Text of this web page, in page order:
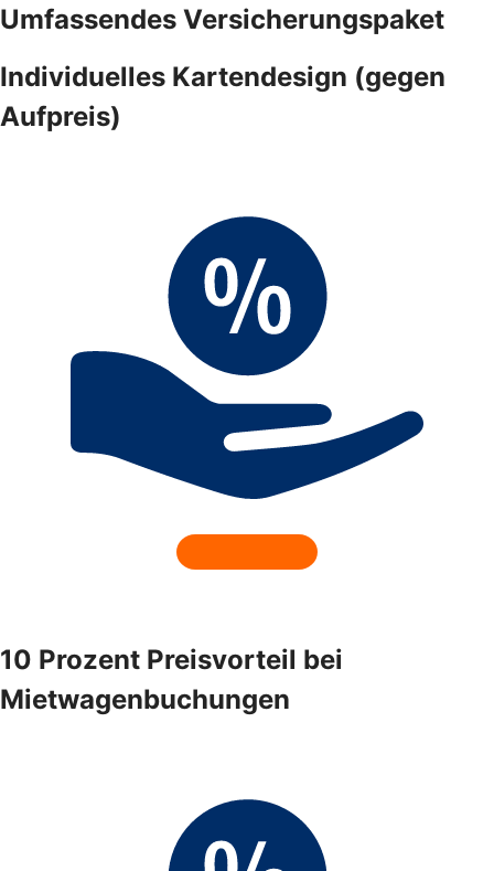
Umfassendes Versicherungspaket
Individuelles Kartendesign (gegen
Aufpreis)
10 Prozent Preisvorteil bei
Mietwagenbuchungen